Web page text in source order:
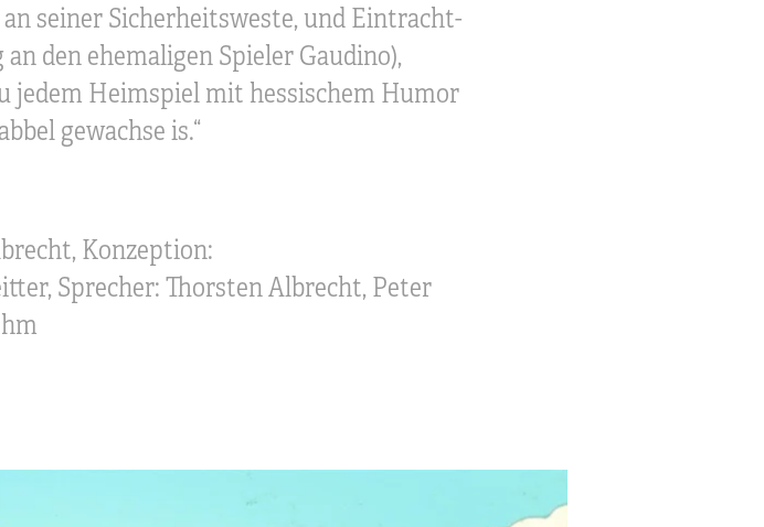
seiner Sicherheitsweste, und Eintracht-
den ehemaligen Spieler Gaudino),
jedem Heimspiel mit hessischem Humor
gewachse is.“
Konzeption:
Sprecher: Thorsten Albrecht, Peter